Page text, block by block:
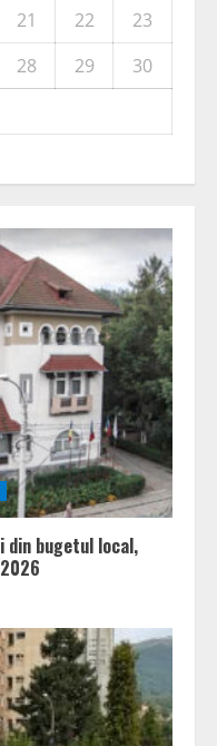
21 22
23
28 29
30
din bugetul local,